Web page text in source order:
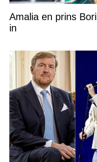
Amalia en prins
in